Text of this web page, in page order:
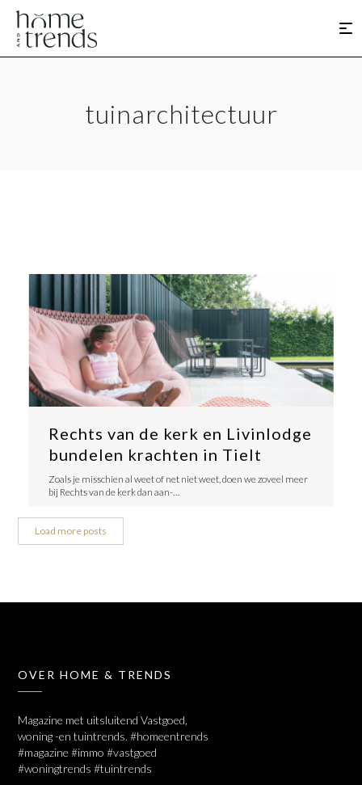
tuinarchitectuur
Rechts van de kerk en Livinlodge
bundelen krachten in Tielt
Zoals je misschien al weet of net niet weet, doen we zoveel meer
bij Rechts van de kerk dan aan-…
Load more posts
OVER HOME & TRENDS
Magazine met uitsluitend Vastgoed,
woning -en tuintrends. #homeentrends
#magazine #immo #vastgoed
#woningtrends #tuintrends